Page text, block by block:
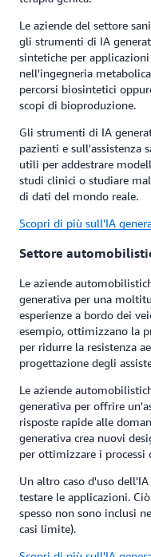
Le aziende del settore
gli strumenti di IA
sintetiche per
nell'ingegneria
percorsi biosintetici
scopi di bioproduzione.
Gli strumenti di IA
pazienti e sull'assistenza
utili per addestrare
studi clinici o studiare
di dati del mondo reale.
Scopri di più sull'IA
Settore
Le aziende
generativa per una
esperienze a bordo dei
esempio, ottimizzano la
per ridurre la resistenza
progettazione degli
Le aziende
generativa per offrire
risposte rapide alle
generativa crea nuovi
per ottimizzare i
Un altro caso d'uso
testare le applicazioni.
spesso non sono inclusi
casi limite).